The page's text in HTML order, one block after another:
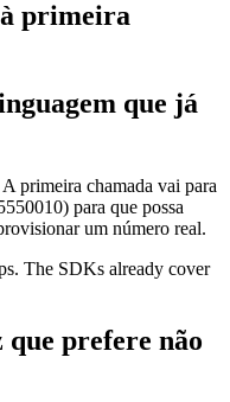
primeira
que já
primeira chamada vai para
para que possa
um número real.
The SDKs already cover
que prefere não